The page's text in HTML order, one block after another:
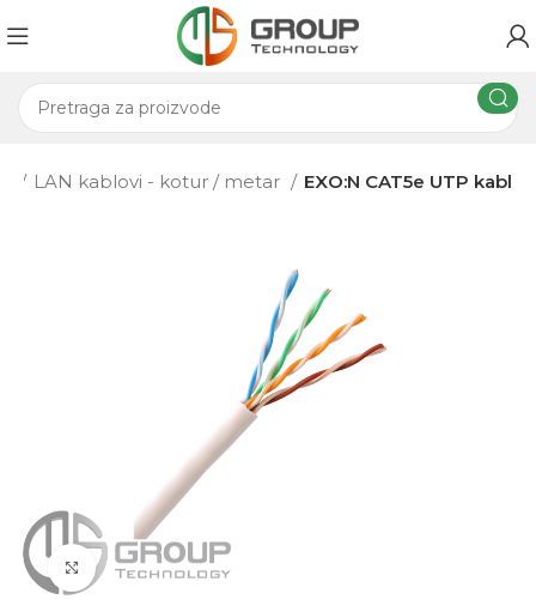
LAN kablovi - kotur / metar EXO:N CAT5e UTP kabl
Click to enlarge